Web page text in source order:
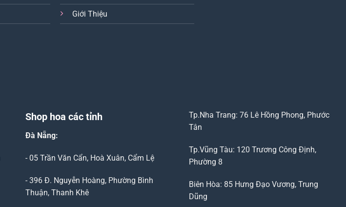
Giới Thiệu
Shop hoa các tỉnh
Đà Nẵng:
- 05 Trần Văn Cẩn, Hoà Xuân, Cẩm Lệ
- 396 Đ. Nguyễn Hoàng, Phường Bình
Thuận, Thanh Khê
Tp.Nha Trang: 76 Lê Hồng Phong, Phước
Tân
Tp.Vũng Tàu: 120 Trương Công Định,
Phường 8
Biên Hòa: 85 Hưng Đạo Vương, Trung
Dũng